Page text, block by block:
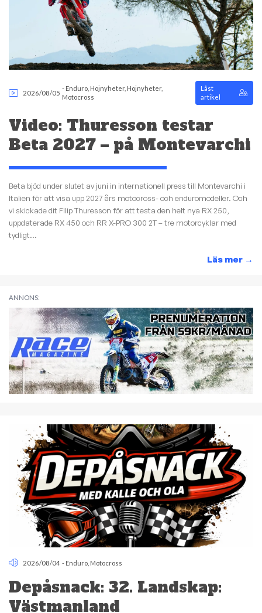
2026/08/05
- Enduro Hojnyheter, Hojnyheter,
Motocross
Låst
artikel
Video: Thuresson testar
Beta 2027 – på Montevarchi
Beta bjöd under slutet av juni in internationell press till Montevarchi i
Italien för att visa upp 2027 års motocross- och enduromodeller. Och
vi skickade dit Filip Thuresson för att testa den helt nya RX 250,
uppdaterade RX 450 och RR X-PRO 300 2T – tre motorcyklar med
tydligt...
Läs mer →
ANNONS:
2026/08/04 - Enduro Motocross
Depåsnack: 32. Landskap:
Västmanland